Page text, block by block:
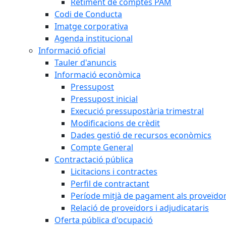
Codi de Conducta
Imatge corporativa
Agenda institucional
Informació oficial
Tauler d'anuncis
Informació econòmica
Pressupost
Pressupost inicial
Execució pressupostària trimestral
Modificacions de crèdit
Dades gestió de recursos econòmics
Compte General
Contractació pública
Licitacions i contractes
Perfil de contractant
Període mitjà de pagament als
Relació de proveïdors i adjudicataris
Oferta pública d'ocupació